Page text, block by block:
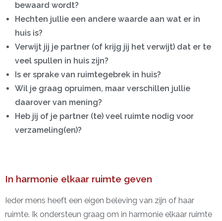
bewaard wordt?
Hechten jullie een andere waarde aan wat er in
huis is?
Verwijt jij je partner (of krijg jij het verwijt) dat er te
veel spullen in huis zijn?
Is er sprake van ruimtegebrek in huis?
Wil je graag opruimen, maar verschillen jullie
daarover van mening?
Heb jij of je partner (te) veel ruimte nodig voor
verzameling(en)?
In harmonie elkaar ruimte geven
Ieder mens heeft een eigen beleving van zijn of haar
ruimte. Ik ondersteun graag om in harmonie elkaar ruimte